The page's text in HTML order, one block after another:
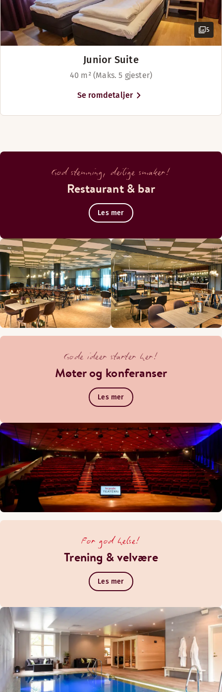
5
Junior Suite
40 m² (Maks. 5 gjester)
Se romdetaljer
God stemning, deilige smaker!
Restaurant & bar
Les mer
Gode ideer starter her!
Møter og konferanser
Les mer
For god helse!
Trening & velvære
Les mer